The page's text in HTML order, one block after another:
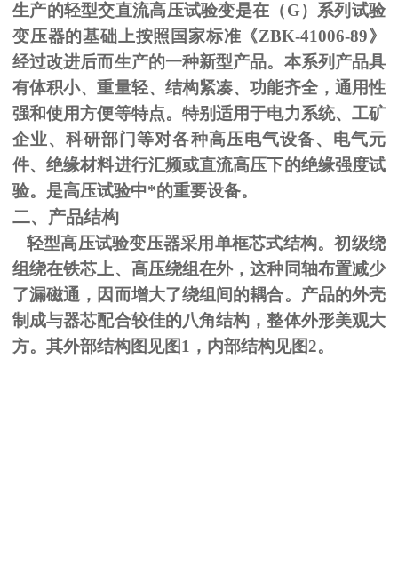
生产的轻型交直流高压试验变是在（G）系列试验
变压器的基础上按照国家标准《ZBK-41006-89》
经过改进后而生产的一种新型产品。本系列产品具
有体积小、重量轻、结构紧凑、功能齐全，通用性
强和使用方便等特点。特别适用于电力系统、工矿
企业、科研部门等对各种高压电气设备、电气元
件、绝缘材料进行汇频或直流高压下的绝缘强度试
验。是高压试验中*的重要设备。
二、产品结构
轻型高压试验变压器采用单框芯式结构。初级绕
组绕在铁芯上、高压绕组在外，这种同轴布置减少
了漏磁通，因而增大了绕组间的耦合。产品的外壳
制成与器芯配合较佳的八角结构，整体外形美观大
方。其外部结构图见图1 ，内部结构见图2。